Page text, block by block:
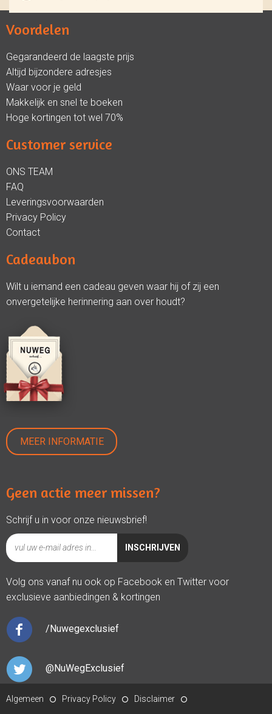
Voordelen
Gegarandeerd de laagste prijs
Altijd bijzondere adresjes
Waar voor je geld
Makkelijk en snel te boeken
Hoge kortingen tot wel 70%
Customer service
ONS TEAM
FAQ
Leveringsvoorwaarden
Privacy Policy
Contact
Cadeaubon
Wilt u iemand een cadeau geven waar hij of zij een
onvergetelijke herinnering aan over houdt?
MEER INFORMATIE
Geen actie meer missen?
Schrijf u in voor onze nieuwsbrief!
Volg ons vanaf nu ook op Facebook en Twitter voor
exclusieve aanbiedingen & kortingen
/Nuwegexclusief
@NuWegExclusief
Algemeen Privacy Policy Disclaimer